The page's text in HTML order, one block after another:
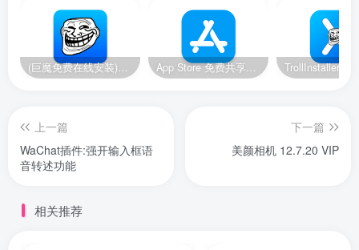
(巨魔免费在线安装)14-14.8.1/15.2-17.0系统，巨魔安装器 快速安装巨魔商店2 App Store 免费共享账号【美区】【2024.11.19更新】
上一篇
WaChat插件:强开输入框语
音转述功能
下一篇
美颜相机 12.7.20 VIP
相关推荐